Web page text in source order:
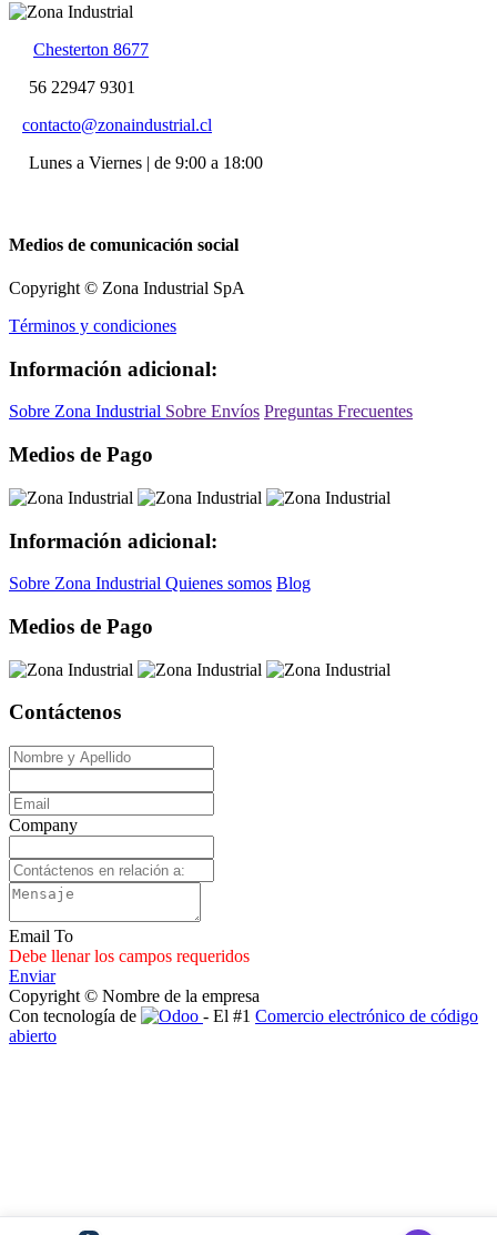
Chesterton 8677
56 22947 9301
contacto@zonaindustrial.cl
Lunes a Viernes | de 9:00 a 18:00
Medios de comunicación social
Copyright © Zona Industrial SpA
Términos y condiciones
Información adicional:
Sobre Zona Industrial Sobre Envíos Preguntas Frecuentes
Medios de Pago
Información adicional:
Sobre Zona Industrial Quienes somos Blog
Medios de Pago
Contáctenos
Company
Email To
Debe llenar los campos requeridos
Enviar
Copyright © Nombre de la empresa
Con tecnología de
- El #1 Comercio electrónico de código
abierto